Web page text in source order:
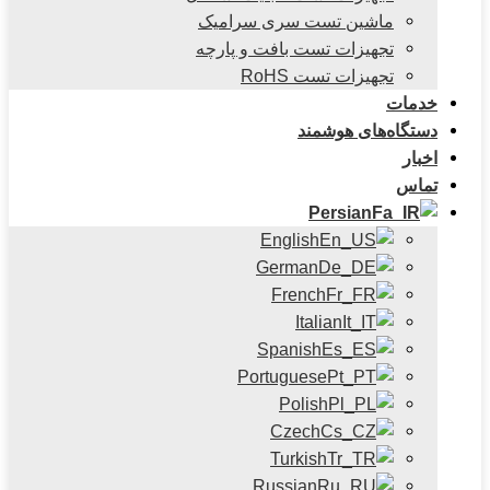
ماشین تست سری سرامیک
تجهیزات تست بافت و پارچه
تجهیزات تست RoHS
خدمات
دستگاه‌های هوشمند
اخبار
تماس
Persian
English
German
French
Italian
Spanish
Portuguese
Polish
Czech
Turkish
Russian